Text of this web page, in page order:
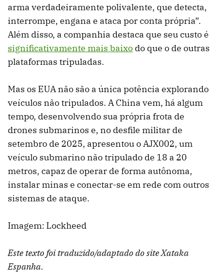
arma verdadeiramente polivalente, que detecta,
interrompe, engana e ataca por conta própria”.
Além disso, a companhia destaca que seu custo é
significativamente mais baixo do que o de outras
plataformas tripuladas.
Mas os EUA não são a única potência explorando
veículos não tripulados. A China vem, há algum
tempo, desenvolvendo sua própria frota de
drones submarinos e, no desfile militar de
setembro de 2025, apresentou o AJX002, um
veículo submarino não tripulado de 18 a 20
metros, capaz de operar de forma autônoma,
instalar minas e conectar-se em rede com outros
sistemas de ataque.
Imagem: Lockheed
Este texto foi traduzido/adaptado do site Xataka
Espanha.